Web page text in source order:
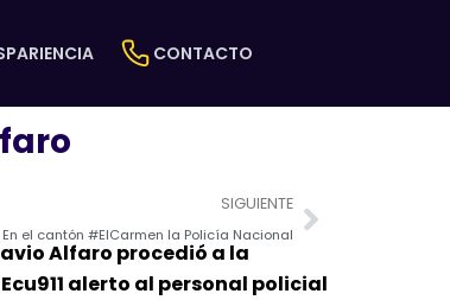
CONTACTO
SIGUIENTE
En el cantón #ElCarmen la Policía Nacional
Next
Alfaro procedió a la
alerto al personal policial